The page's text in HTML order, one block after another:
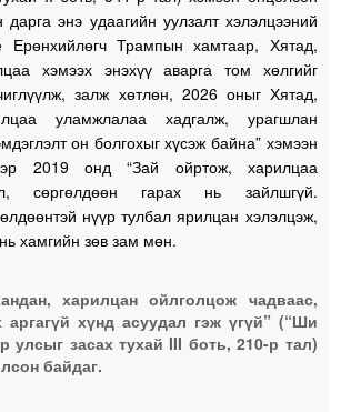
энэ удаагийн уулзалт хэлэлцээний
Трампын хамтаар, Хятад,
хэмээх энэхүү аварга том хөлгийг
залж хөтлөн, 2026 оныг Хятад,
уламжлалаа хадгалж, урагшлан
он болгохыг хүсэж байна” хэмээн
2019 онд “Зай ойртож, харилцаа
сөргөлдөөн гарах нь зайлшгүй.
нүүр тулбал ярилцан хэлэлцэж,
хамгийн зөв зам мөн.
харилцан ойлголцож чадваас,
хүнд асуудал гэж үгүй” (“Ши
улсыг засах тухай III боть, 210-р тал)
байдаг.